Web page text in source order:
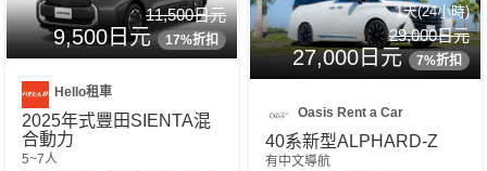
11,500日元
9,500日元 17%折扣
Hello租車
2025年式豐田SIENTA混
合動力
5~7人
1天(24小時)
29,000日元
27,000日元 7%折扣
Oasis Rent a Car
40系新型ALPHARD-Z
有中文導航